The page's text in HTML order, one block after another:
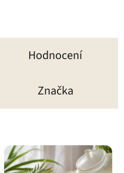
Hodnocení
Značka